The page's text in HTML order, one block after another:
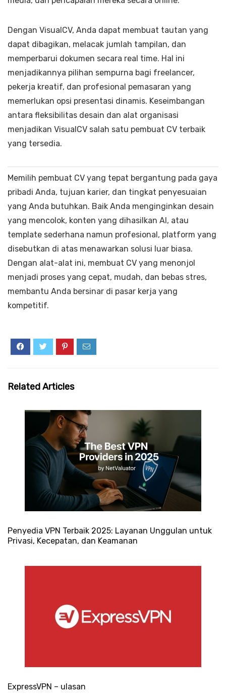
Dengan VisualCV, Anda dapat membuat tautan yang
dapat dibagikan, melacak jumlah tampilan, dan
memperbarui dokumen secara real time. Hal ini
menjadikannya pilihan sempurna bagi freelancer,
pekerja kreatif, dan profesional pemasaran yang
memerlukan opsi presentasi dinamis. Keseimbangan
antara fleksibilitas desain dan alat organisasi
menjadikan VisualCV salah satu pembuat CV terbaik
yang tersedia.
Memilih pembuat CV yang tepat bergantung pada gaya
pribadi Anda, tujuan karier, dan tingkat penyesuaian
yang Anda butuhkan. Baik Anda menginginkan desain
yang mencolok, konten yang dihasilkan AI, atau
template sederhana namun profesional, platform yang
disebutkan di atas menawarkan solusi luar biasa.
Dengan alat-alat ini, membuat CV yang menonjol
menjadi proses yang cepat, mudah, dan bebas stres,
membantu Anda bersinar di pasar kerja yang
kompetitif.
Related Articles
Penyedia VPN Terbaik 2025: Layanan Unggulan untuk
Privasi, Kecepatan, dan Keamanan
ExpressVPN – ulasan